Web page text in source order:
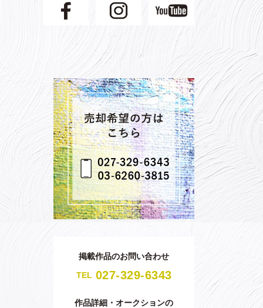
掲載作品のお問い合わせ
TEL 027-329-6343
作品詳細・オークションの